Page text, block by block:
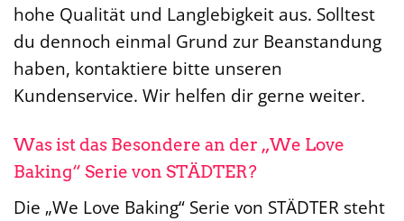
hohe Qualität und Langlebigkeit aus. Solltest
du dennoch einmal Grund zur Beanstandung
haben, kontaktiere bitte unseren
Kundenservice. Wir helfen dir gerne weiter.
Was ist das Besondere an der „We Love
Baking“ Serie von STÄDTER?
Die „We Love Baking“ Serie von STÄDTER steht